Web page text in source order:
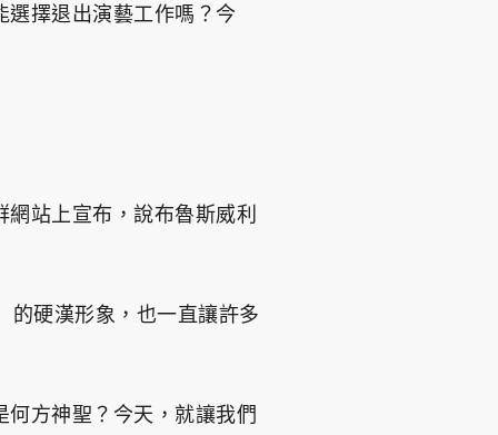
擇退出演藝工作嗎？今
站上宣布，說布魯斯威利
的硬漢形象，也一直讓許多
方神聖？今天，就讓我們